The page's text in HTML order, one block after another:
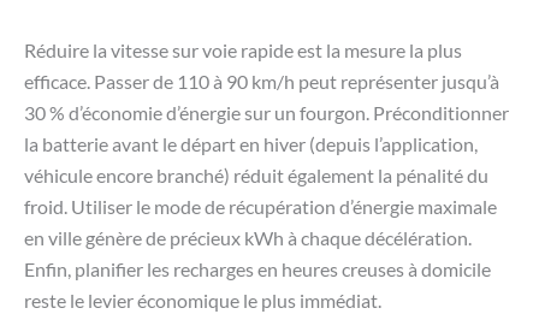
Réduire la vitesse sur voie rapide est la mesure la plus
efficace. Passer de 110 à 90 km/h peut représenter jusqu’à
30 % d’économie d’énergie sur un fourgon. Préconditionner
la batterie avant le départ en hiver (depuis l’application,
véhicule encore branché) réduit également la pénalité du
froid. Utiliser le mode de récupération d’énergie maximale
en ville génère de précieux kWh à chaque décélération.
Enfin, planifier les recharges en heures creuses à domicile
reste le levier économique le plus immédiat.